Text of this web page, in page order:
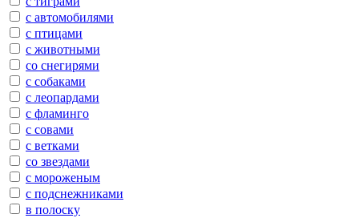
с автомобилями
с птицами
с животными
со снегирями
с собаками
с леопардами
с фламинго
с совами
с ветками
со звездами
с мороженым
с подснежниками
в полоску